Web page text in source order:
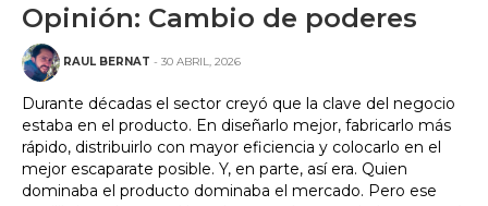
Opinión: Cambio de poderes
RAUL BERNAT - 30 ABRIL, 2026
Durante décadas el sector creyó que la clave del negocio
estaba en el producto. En diseñarlo mejor, fabricarlo más
rápido, distribuirlo con mayor eficiencia y colocarlo en el
mejor escaparate posible. Y, en parte, así era. Quien
dominaba el producto dominaba el mercado. Pero ese